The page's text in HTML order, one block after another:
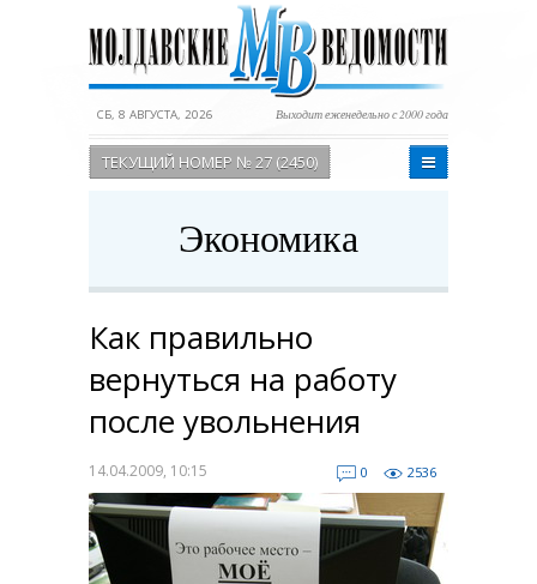
СБ, 8 АВГУСТА, 2026 Выходит еженедельно с 2000 года
ТЕКУЩИЙ НОМЕР № 27 (2450)
Экономика
Как правильно
вернуться на работу
после увольнения
14.04.2009, 10:15 0 2536